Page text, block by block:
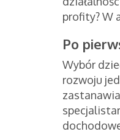
profity? W
Po
Wybór
rozwoju